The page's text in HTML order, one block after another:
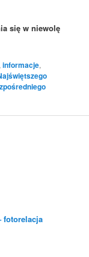
się w niewolę
,informacje,
fotorelacja